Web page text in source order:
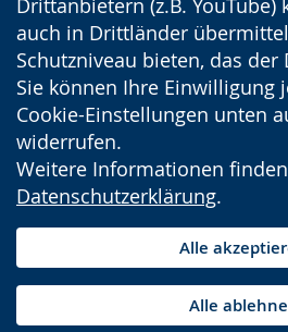
Drittanbietern (z.B. YouTube)
auch in Drittländer
Schutzniveau bieten, das der
Sie können Ihre Einwilligung
Cookie-Einstellungen unten
widerrufen.
Weitere Informationen
Datenschutzerklärung.
Alle
Alle